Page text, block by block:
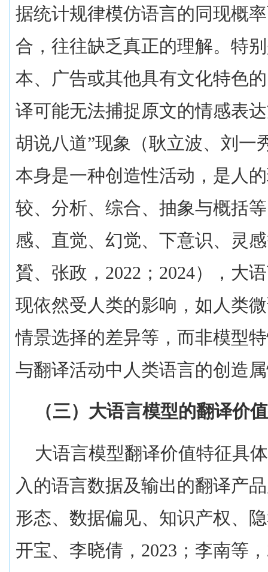
据统计规律模仿语言的同现概
合，往往缺乏真正的理解。特
本、广告或其他具有文化特色
译可能无法捕捉原文的情感表
胡说八道”现象（耿立波、刘一
本身是一种创造性活动，是人
较、分析、综合、抽象与概括
感、直觉、幻觉、下意识、灵
贇、张政， 2022 ； 2024），大
现依然受人类的影响，如人类
情景选择的差异等，而非模型
与翻译活动中人类语言的创造
（三）大语言模型的翻译价
大语言模型翻译价值特征具
入的语言数据及输出的翻译产
形态、数据偏见、知识产权、
开宝、李晓倩， 2023 ；李南等，